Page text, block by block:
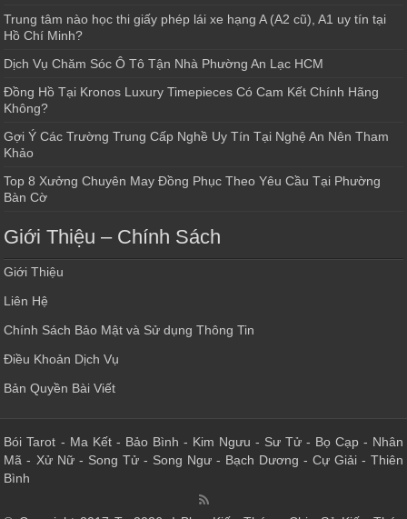
Trung tâm nào học thi giấy phép lái xe hạng A (A2 cũ), A1 uy tín tại
Hồ Chí Minh?
Dịch Vụ Chăm Sóc Ô Tô Tận Nhà Phường An Lạc HCM
Đồng Hồ Tại Kronos Luxury Timepieces Có Cam Kết Chính Hãng
Không?
Gợi Ý Các Trường Trung Cấp Nghề Uy Tín Tại Nghệ An Nên Tham
Khảo
Top 8 Xưởng Chuyên May Đồng Phục Theo Yêu Cầu Tại Phường
Bàn Cờ
Giới Thiệu – Chính Sách
Giới Thiệu
Liên Hệ
Chính Sách Bảo Mật và Sử dụng Thông Tin
Điều Khoản Dịch Vụ
Bản Quyền Bài Viết
Bói Tarot - Ma Kết- Bảo Bình - Kim Ngưu - Sư Tử- Bọ Cạp- Nhân
Mã - Xử Nữ- Song Tử- Song Ngư- Bạch Dương - Cự Giải- Thiên
Bình